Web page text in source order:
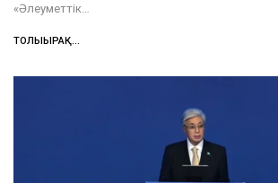
«Әлеуметтік…
ТОЛЫҒЫРАҚ...